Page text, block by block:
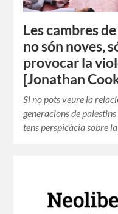
Les cambres
no són noves,
provocar la
[Jonathan
Si no pots veure la
generacions de
tens perspicàcia sobre